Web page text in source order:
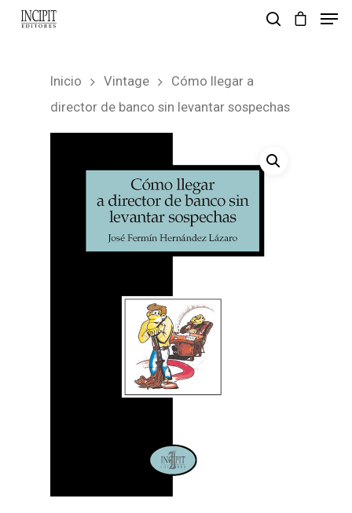
Inicio Vintage
Cómo llegar a
director de banco sin levantar sospechas